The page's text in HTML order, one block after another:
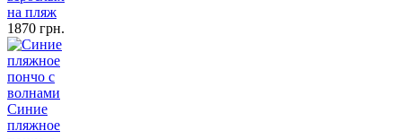
на пляж
1870 грн.
Синие
пляжное